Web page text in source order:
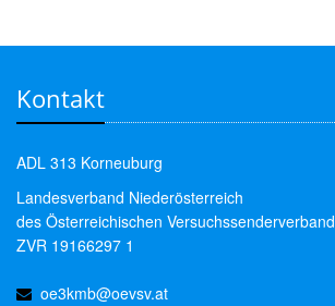
Kontakt
ADL 313 Korneuburg
Landesverband Niederösterreich
des Österreichischen
ZVR 19166297 1
oe3kmb@oevsv.at